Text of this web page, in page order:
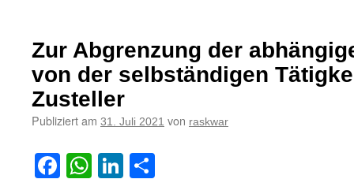
Zur Abgrenzung der
von der selbständigen
Zusteller
Publiziert am 31. Juli 2021 von raskwar
Facebook
WhatsApp
LinkedIn